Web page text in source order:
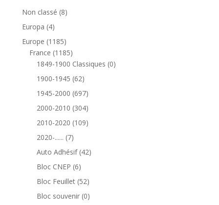
Non classé 88
Europa 44
produits
Europe 11851185
produits
France 11851185
produits
1849-1900 Classiques 00
1900-1945 6262
produits
1945-2000 697697
produits
2000-2010 304304
produits
2010-2020 109109
2020-...... 77
produits
Auto Adhésif 4242
Bloc CNEP 66
produits
Bloc Feuillet 5252
produits
Bloc souvenir 00